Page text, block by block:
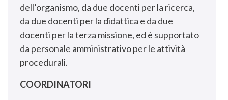
dell’organismo, da due docenti per la ricerca,
da due docenti per la didattica e da due
docenti per la terza missione, ed è supportato
da personale amministrativo per le attività
procedurali.
COORDINATORI